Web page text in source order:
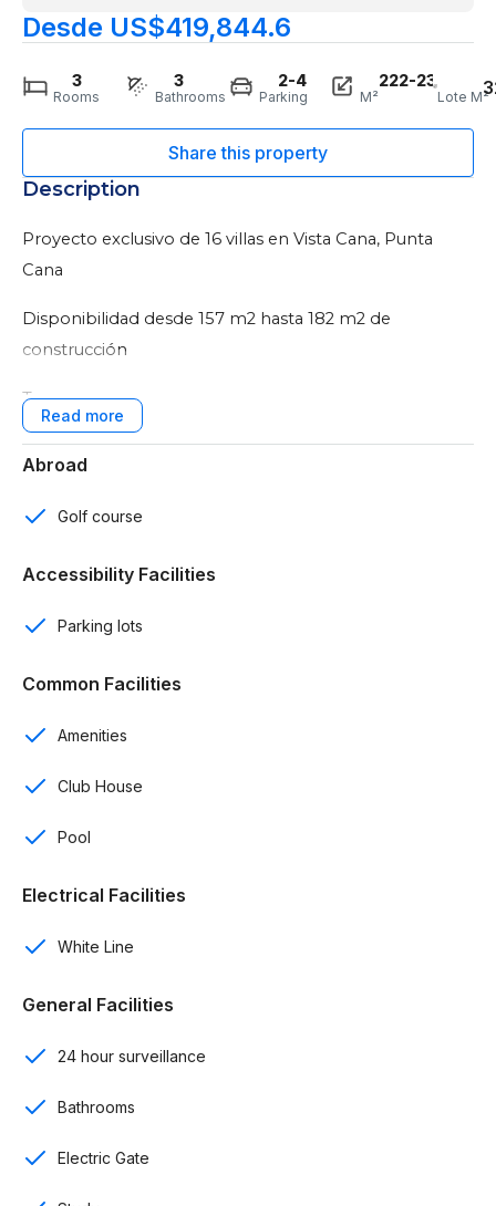
Desde US$419,844.6
3
Rooms
3
Bathrooms
2-4
Parking
222-232
M² Lote M²
Description
Proyecto exclusivo de 16 villas en Vista Cana, Punta
Cana
Disponibilidad desde 157 m2 hasta 182 m2 de
construcción
Terrenos de 325 m2
Características:
2 parqueos
Habitación de servicio con su baño
Cocina con línea blanca
Sala
Comedor
Abroad
Golf course
Accessibility Facilities
Parking lots
Common Facilities
Amenities
Club House
Pool
Electrical Facilities
White Line
General Facilities
24 hour surveillance
Bathrooms
Electric Gate